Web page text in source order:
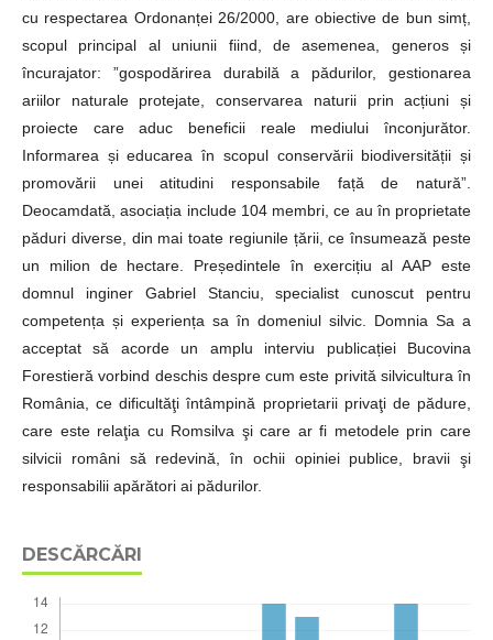
cu respectarea Ordonanței 26/2000, are obiective de bun simț,
scopul principal al uniunii fiind, de asemenea, generos și
încurajator: ”gospodărirea durabilă a pădurilor, gestionarea
ariilor naturale protejate, conservarea naturii prin acțiuni și
proiecte care aduc beneficii reale mediului înconjurător.
Informarea și educarea în scopul conservării biodiversității și
promovării unei atitudini responsabile față de natură”.
Deocamdată, asociația include 104 membri, ce au în proprietate
păduri diverse, din mai toate regiunile țării, ce însumează peste
un milion de hectare. Președintele în exercițiu al AAP este
domnul inginer Gabriel Stanciu, specialist cunoscut pentru
competența și experiența sa în domeniul silvic. Domnia Sa a
acceptat să acorde un amplu interviu publicației Bucovina
Forestieră vorbind deschis despre cum este privită silvicultura în
România, ce dificultăţi întâmpină proprietarii privaţi de pădure,
care este relaţia cu Romsilva şi care ar fi metodele prin care
silvicii români să redevină, în ochii opiniei publice, bravii şi
responsabilii apărători ai pădurilor.
DESCĂRCĂRI